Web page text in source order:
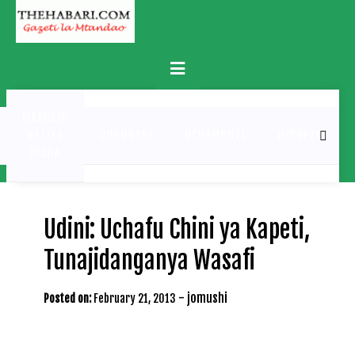
Skip
content
Primary
Menu
MICHEZO
Udini: Uchafu Chini ya Kapeti,
Tunajidanganya Wasafi
Posted on: February 21, 2013 - jomushi